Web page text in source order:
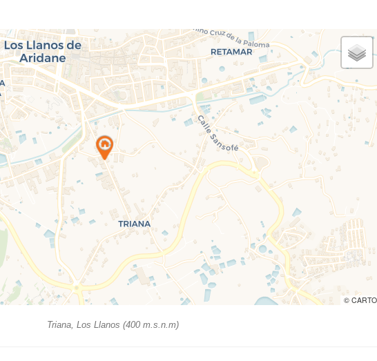
© CARTO
Triana, Los Llanos (400 m.s.n.m)